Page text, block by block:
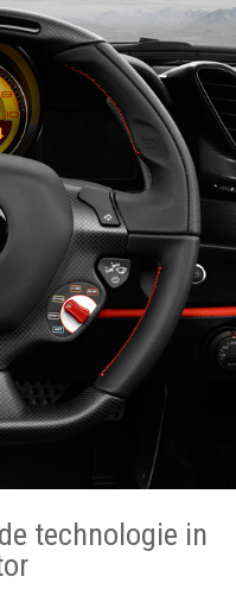
technologie in